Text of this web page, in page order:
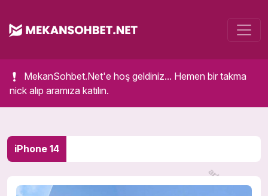
MekanSohbet.Net'e hoş geldiniz... Hemen bir takma
nick alıp aramıza katılın.
iPhone 14